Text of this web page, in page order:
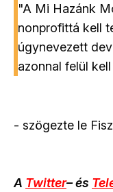
"A Mi Hazánk
nonprofittá kell
úgynevezett
azonnal felül
- szögezte le
A Twitter– és